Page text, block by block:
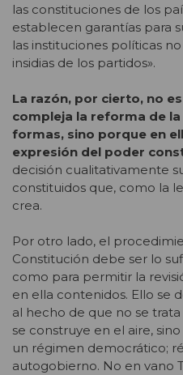
las constituciones de los
establecen garantías para
las instituciones políticas
insidias de los partidos».
La razón, por cierto, no
compleja la reforma de
formas, sino porque en
expresión del poder
decisión cualitativamente
constituidos que, como la
crea.
Por otro lado, el
Constitución debe ser lo
como para permitir la
en ella contenidos. Ello se
al hecho de que no se
se construye en el aire,
un régimen democrático;
autogobierno. No en vano